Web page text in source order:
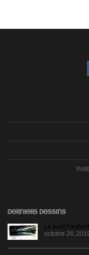
DERNIERS DESSINS
Le pont
octobre 26,